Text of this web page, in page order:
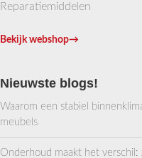
Reparatiemiddelen
Bekijk webshop→
Nieuwste blogs!
Waarom een stabiel
meubels
Onderhoud maakt het